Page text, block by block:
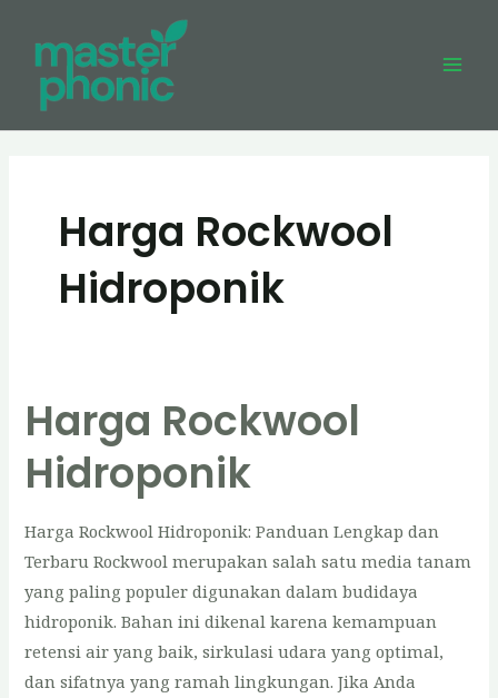
content
Harga Rockwool
Hidroponik
Harga Rockwool
Hidroponik
Harga Rockwool Hidroponik: Panduan Lengkap dan
Terbaru Rockwool merupakan salah satu media tanam
yang paling populer digunakan dalam budidaya
hidroponik. Bahan ini dikenal karena kemampuan
retensi air yang baik, sirkulasi udara yang optimal,
dan sifatnya yang ramah lingkungan. Jika Anda